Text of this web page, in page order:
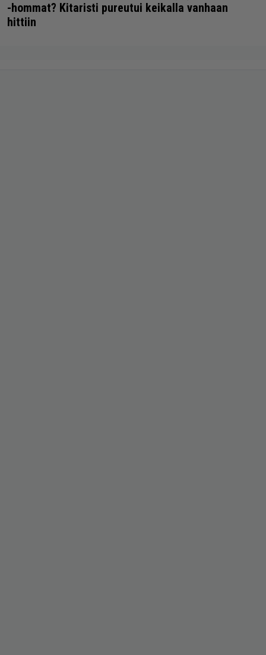
-hommat? Kitaristi pureutui keikalla vanhaan
hittiin